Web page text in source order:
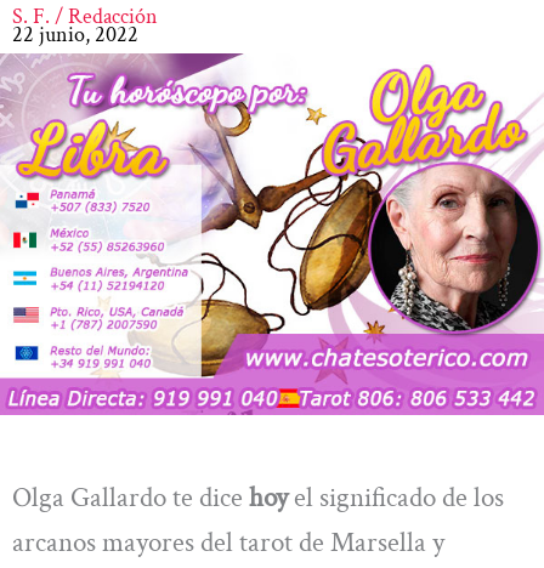
S. F. / Redacción
22 junio, 2022
Olga Gallardo te dice hoyel significado de los
arcanos mayores del tarot de Marsella y